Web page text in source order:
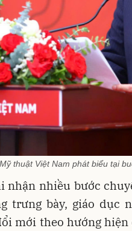
thuật Việt Nam phát biểu tại
nhận nhiều bước
trưng bày, giáo dục
mới theo hướng hiện